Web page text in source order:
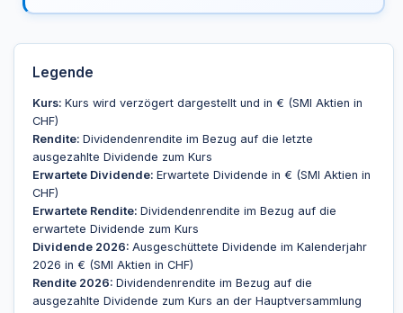
Legende
Kurs: Kurs wird verzögert dargestellt und in € (SMI Aktien in
CHF)
Rendite: Dividendenrendite im Bezug auf die letzte
ausgezahlte Dividende zum Kurs
Erwartete Dividende: Erwartete Dividende in € (SMI Aktien in
CHF)
Erwartete Rendite: Dividendenrendite im Bezug auf die
erwartete Dividende zum Kurs
Dividende 2026: Ausgeschüttete Dividende im Kalenderjahr
2026 in € (SMI Aktien in CHF)
Rendite 2026: Dividendenrendite im Bezug auf die
ausgezahlte Dividende zum Kurs an der Hauptversammlung